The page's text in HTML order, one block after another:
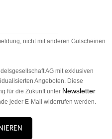
nicht mit anderen Gutscheinen
AG mit exklusiven
Angeboten. Diese
für die Zukunft unter Newsletter
jeder E-Mail widerrufen werden.